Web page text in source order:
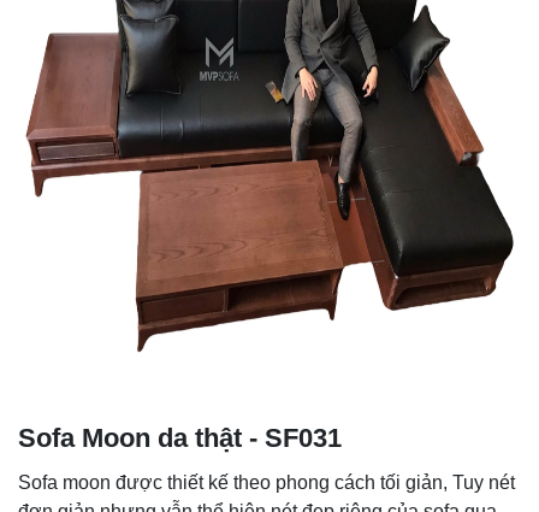
Sofa Moon da thật - SF031
Sofa moon được thiết kế theo phong cách tối giản, Tuy nét